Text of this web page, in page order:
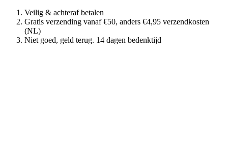
Veilig & achteraf betalen
Gratis verzending vanaf €50, anders €4,95 verzendkosten
(NL)
Niet goed, geld terug. 14 dagen bedenktijd